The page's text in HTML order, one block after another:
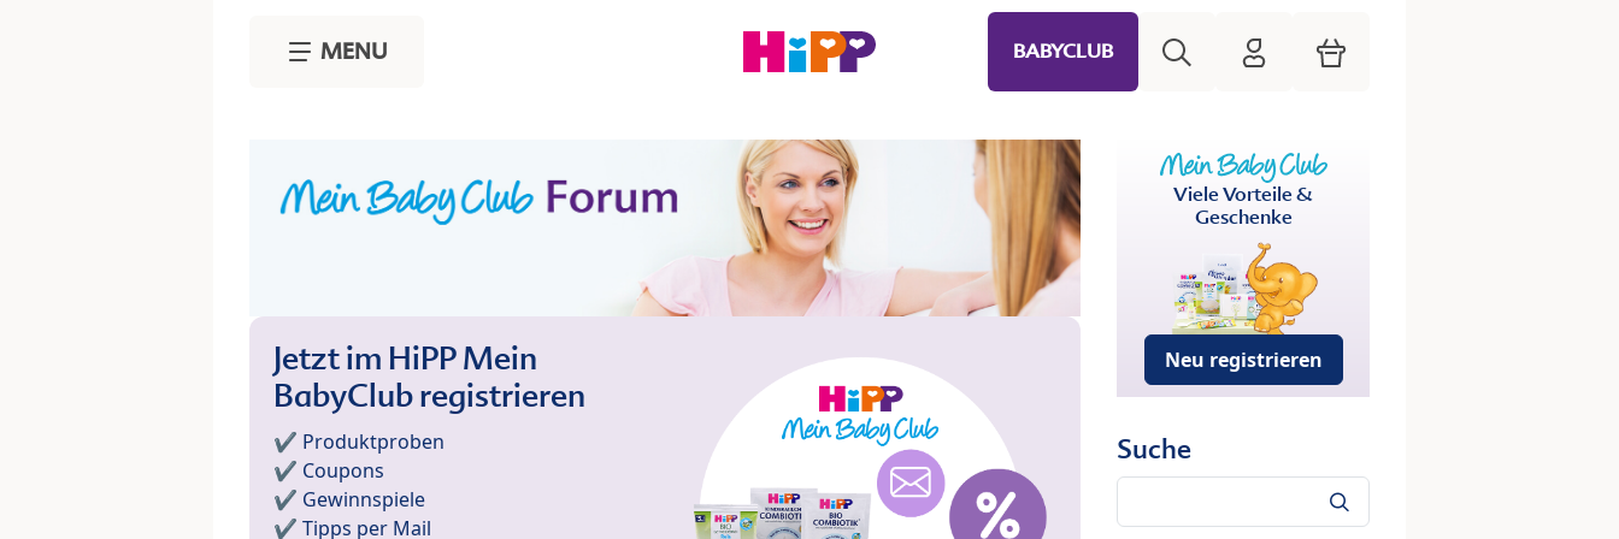
MENU BABYCLUB HiPP Mein Babyclub
Warenkorb
Jetzt im HiPP Mein
BabyClub registrieren
✔️ Produktproben
✔️ Coupons
✔️ Gewinnspiele
✔️ Tipps per Mail
Viele Vorteile &
Geschenke
Neu registrieren
Suche